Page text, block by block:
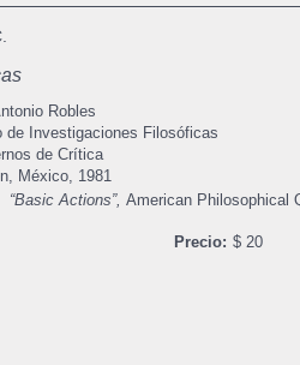
Robles
de Investigaciones Filosóficas
de Crítica
México, 1981
“Basic Actions”, American Philosophical
Precio: $ 20